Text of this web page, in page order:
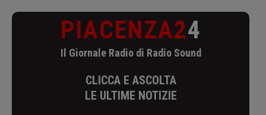
PIACENZA24
Il Giornale Radio di Radio Sound
CLICCA E ASCOLTA
LE ULTIME NOTIZIE